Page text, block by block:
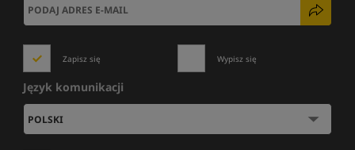
Zapisz się Wypisz się
Język komunikacji